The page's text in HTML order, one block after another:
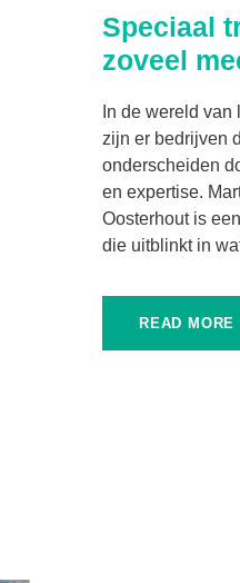
Speciaal
zoveel
In de wereld
zijn er bedrijven
onderscheiden
en expertise.
Oosterhout is
die uitblinkt in
READ MORE